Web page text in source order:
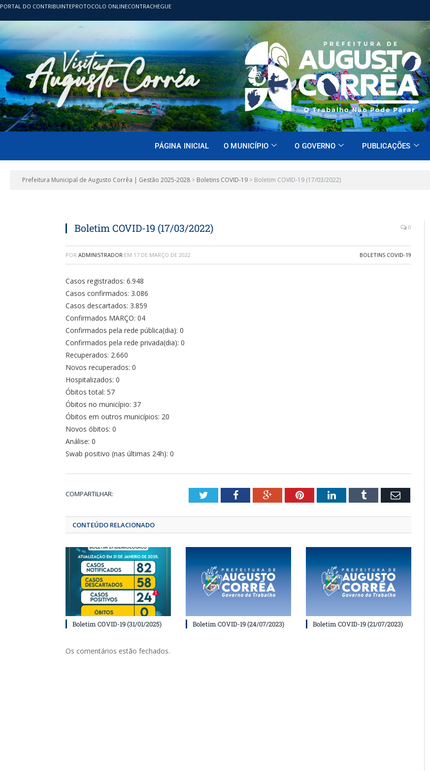
PORTAL DO CONTRIBUINTEPROTOCOLO ONLINECONTRACHEGUE
PÁGINA INICIAL O MUNICÍPIO O GOVERNO PUBLICAÇÕES
Prefeitura Municipal de Augusto Corrêa | Gestão 2025-2028 > Boletins COVID-19 > Boletim COVID-19 (17/03/2022)
Boletim COVID-19 (17/03/2022) 0
POR ADMINISTRADOR EM 17 DE MARÇO DE 2022 BOLETINS COVID-19
Casos registrados: 6.948
Casos confirmados: 3.086
Casos descartados: 3.859
Confirmados MARÇO: 04
Confirmados pela rede pública(dia): 0
Confirmados pela rede privada(dia): 0
Recuperados: 2.660
Novos recuperados: 0
Hospitalizados: 0
Óbitos total: 57
Óbitos no município: 37
Óbitos em outros municípios: 20
Novos óbitos: 0
Análise: 0
Swab positivo (nas últimas 24h): 0
COMPARTILHAR: TwitterFacebookGoogle+Pinterest
LinkedInTumblrEmail
CONTEÚDO RELACIONADO
Boletim COVID-19 (31/01/2025) Boletim COVID-19 (24/07/2023) Boletim COVID-19 (21/07/2023)
Os comentários estão fechados.